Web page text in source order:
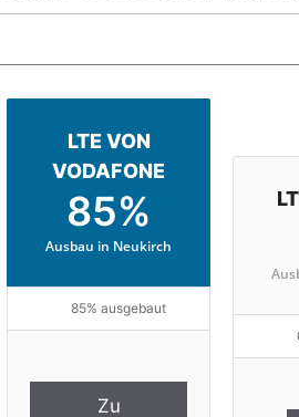
LTE VON
VODAFONE
85%
Ausbau in Neukirch
85% ausgebaut
Zu